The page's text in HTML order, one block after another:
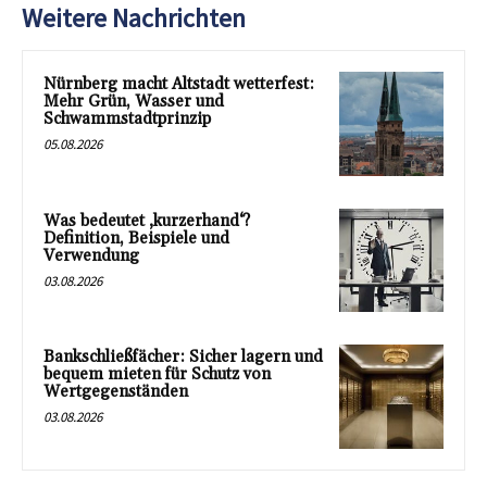
Weitere Nachrichten
Nürnberg macht Altstadt wetterfest:
Mehr Grün, Wasser und
Schwammstadtprinzip
05.08.2026
Was bedeutet ‚kurzerhand‘?
Definition, Beispiele und
Verwendung
03.08.2026
Bankschließfächer: Sicher lagern und
bequem mieten für Schutz von
Wertgegenständen
03.08.2026